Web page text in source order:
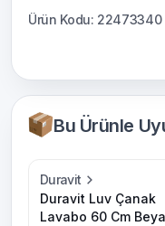
Bu Ürünle
Duravit
Duravit Luv Çanak
Lavabo 60 Cm
Ürün Kodu: 22473340